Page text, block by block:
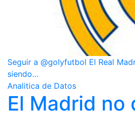
Seguir a @golyfutbol El Real
siendo…
Analitica de Datos
El Madrid no